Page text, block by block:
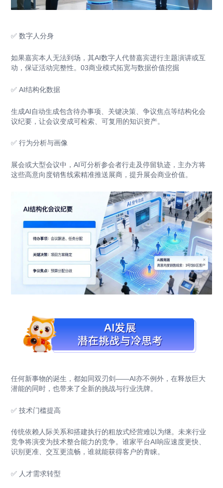
✅ 数字人分身
如果嘉宾本人无法到场，其AI数字人代替嘉宾进行主题演讲或互
动，保证活动完整性。03商业模式拓宽与数据价值挖掘
✅ AI结构化数据
生成AI自动生成包含待办事项、关键决策、争议焦点等结构化会
议纪要，让会议变成可检索、可复用的知识资产。
✅ 行为分析与画像
展会或大型会议中，AI可分析参会者行走及停留轨迹，主办方将
这些高意向度销售线索精准推送展商，提升展会商业价值。
任何新事物的诞生，都如同双刃剑——AI亦不例外，在释放巨大
潜能的同时，也带来了全新的挑战与行业洗牌。
✅ 技术门槛提高
传统依赖人际关系和搭建执行的粗放式经营难以为继。未来行业
竞争将演变为技术整合能力的竞争。谁家平台AI响应速度更快、
识别更准、交互更流畅，谁就能获得客户的青睐。
✅ 人才需求转型